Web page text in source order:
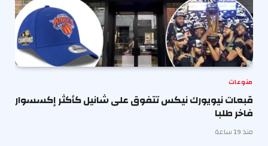
منوعات
قبعات نيويورك نيكس تتفوق على شانيل كأكثر إكسسوار
فاخر طلبا
منذ 19 ساعة